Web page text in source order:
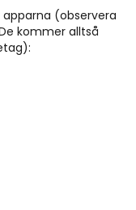
(observera
kommer alltså